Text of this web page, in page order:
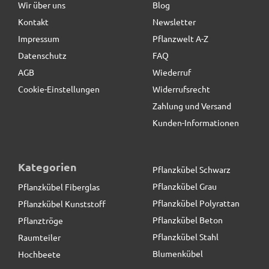
Sehr schöner Pflanzkübel, gute Qualität, *** guter
Preis
schreibt10.11.2018
stabil - Farbe wie erwartet
schreibt18.07.2018
Seht schön
17,90 € *
Wir über uns
Kontakt
Impressum
Datenschutz
AGB
Cookie-Einstellungen
Blog
Newsletter
Pflanzwelt A-Z
FAQ
Wiederruf
Widerrufsrecht
Zahlung und Versand
Kunden-Informationen
Kategorien
Pflanzkübel Fiberglas
Pflanzkübel Kunststoff
Pflanztröge
Raumteiler
Hochbeete
Pflanzkübel Schwarz
Pflanzkübel Grau
Pflanzkübel Polyrattan
Pflanzkübel Beton
Pflanzkübel Stahl
Blumenkübel